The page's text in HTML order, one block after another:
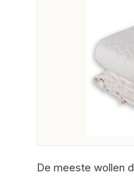
De meeste wollen